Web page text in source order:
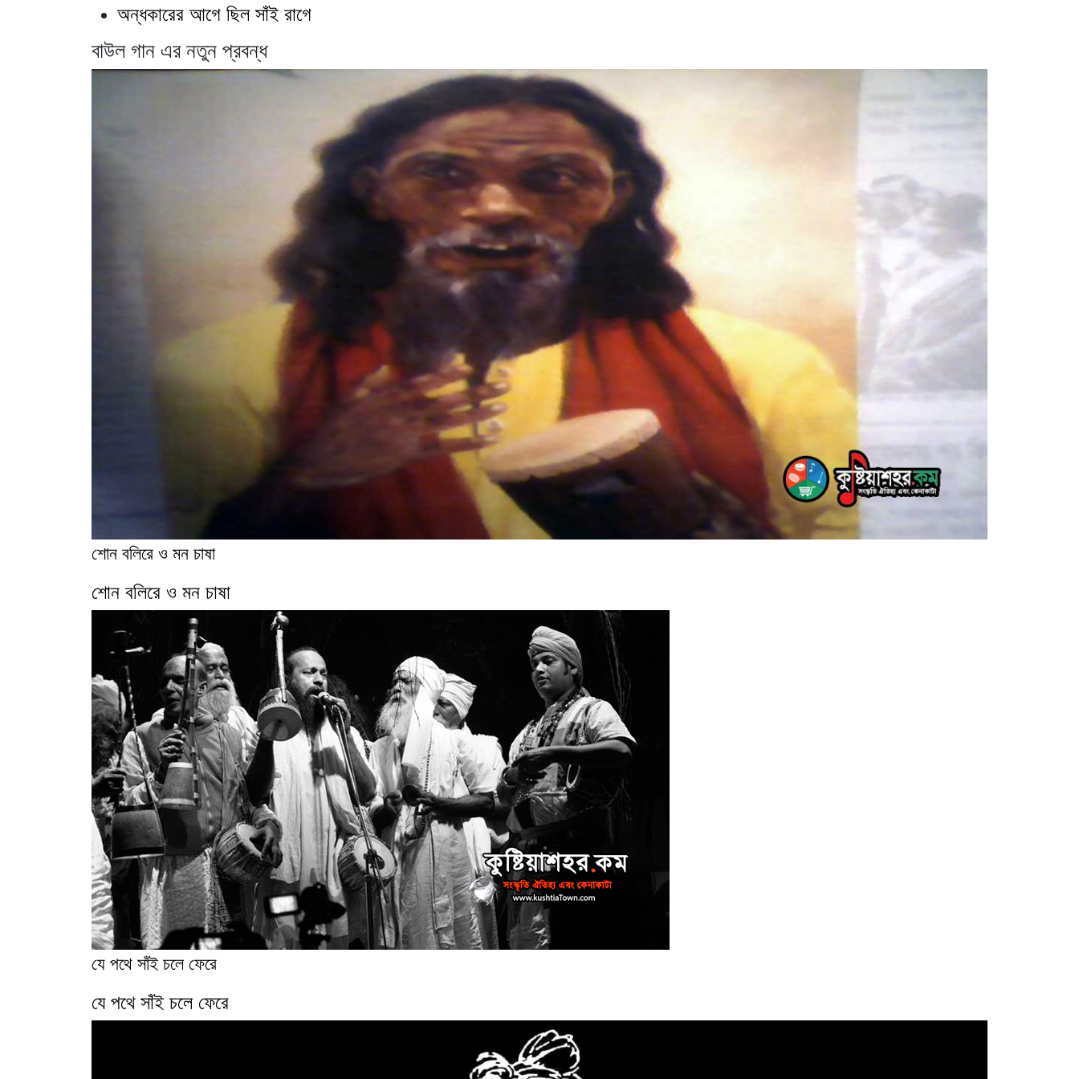
অন্ধকারের আগে ছিল সাঁই রাগে
বাউল গান এর নতুন প্রবন্ধ
শোন বলিরে ও মন চাষা
শোন বলিরে ও মন চাষা
যে পথে সাঁই চলে ফেরে
যে পথে সাঁই চলে ফেরে